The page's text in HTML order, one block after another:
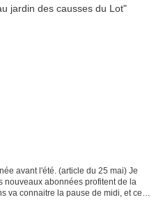
avant l'été. (article du 25 mai) Je
nouveaux abonnées profitent de la
va connaitre la pause de midi, et cette